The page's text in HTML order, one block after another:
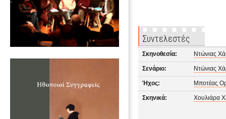
Συντελεστές
Σκηνοθεσία: Ντώνιας
Σενάριο: Ντώνιας
Ήχος: Μποτέας
Σκηνικά: Χουλιάρα